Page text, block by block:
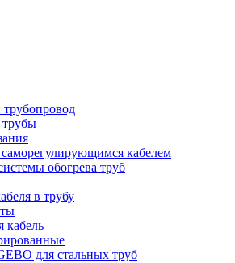
трубы
кабелем
обогрева труб
в трубу
кабель
для стальных труб